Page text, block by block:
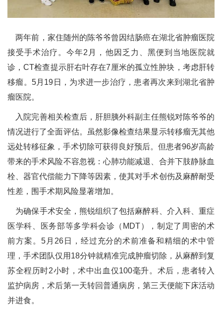
两年前，家住随州的陈爷爷曾因结肠癌在湖北省肿瘤医院
接受手术治疗。今年2月，他因乏力、黑便到当地医院就
诊，CT检查提示肝右叶存在7厘米的孤立性肿块，考虑肝转
移瘤。5月19日，为求进一步治疗，患者再次来到湖北省肿
瘤医院。
入院完善相关检查后，肝胆胰外科副主任熊锐对陈爷爷的
情况进行了全面评估。虽然影像检查结果显示转移瘤无其他
远处转移征象，手术切除可获得良好预后。但患者96岁高龄
带来的手术风险不容忽视：心肺功能减退、合并下肢静脉血
栓、器官代偿能力下降等因素，使其对手术创伤及麻醉耐受
性差，围手术期风险显著增加。
为确保手术安全，熊锐组织了包括麻醉科、介入科、重症
医学科、医务部等多学科会诊（MDT），制定了周密的术
前方案。5月26日，经过充分的术前准备和精细的术中管
理，手术团队仅用18分钟就精准完成肿瘤切除，从麻醉到复
苏全程历时2小时，术中出血仅100毫升。术后，患者转入
监护病房，术后第一天转回普通病房，第三天便能下床活动
并进食。